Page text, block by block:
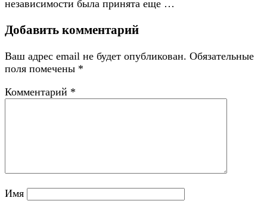
независимости была принята еще …
Добавить комментарий
Ваш адрес email не будет опубликован. Обязательные
поля помечены *
Комментарий *
Имя